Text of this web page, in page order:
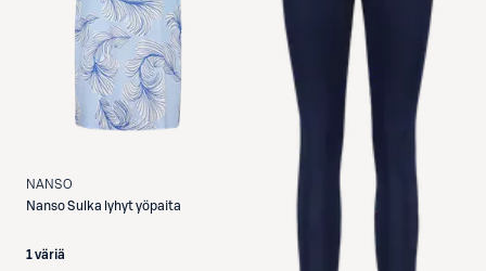
NANSO
NansoSulka lyhyt yöpaita
1 väriä